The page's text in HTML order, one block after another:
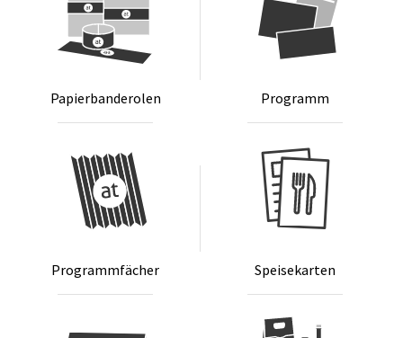
Pa­pier­ban­de­ro­len Pro­gramm
Pro­gramm­fä­cher Spei­se­kar­ten